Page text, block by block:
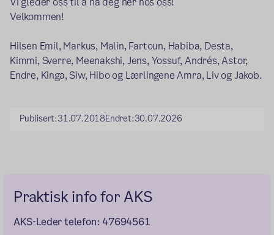
Velkommen!
Hilsen Emil, Markus, Malin, Fartoun, Habiba, Desta,
Kimmi, Sverre, Meenakshi, Jens, Yossuf, Andrés, Astor,
Endre, Kinga, Siw, Hibo og Lærlingene Amra, Liv og Jakob.
Publisert:31.07.2018Endret:30.07.2026
Praktisk info for AKS
AKS-Leder telefon: 47694561